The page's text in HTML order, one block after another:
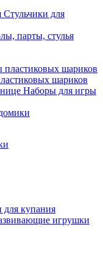
Стульчики для
парты, стулья
шариков
Наборы для игры
для купания
игрушки